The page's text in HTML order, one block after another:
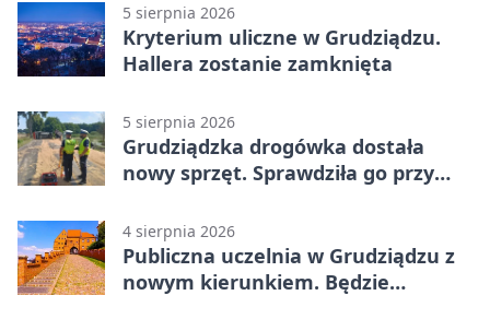
5 sierpnia 2026
Kryterium uliczne w Grudziądzu.
Hallera zostanie zamknięta
5 sierpnia 2026
Grudziądzka drogówka dostała
nowy sprzęt. Sprawdziła go przy
4 sierpnia 2026
Publiczna uczelnia w Grudziądzu z
nowym kierunkiem. Będzie